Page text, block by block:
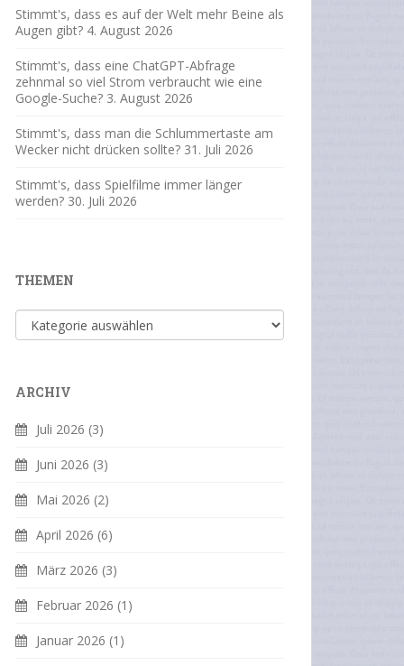
Stimmt's, dass es auf der Welt mehr Beine als
Augen gibt? 4. August 2026
Stimmt's, dass eine ChatGPT-Abfrage
zehnmal so viel Strom verbraucht wie eine
Google-Suche? 3. August 2026
Stimmt's, dass man die Schlummertaste am
Wecker nicht drücken sollte? 31. Juli 2026
Stimmt's, dass Spielfilme immer länger
werden? 30. Juli 2026
THEMEN
Themen
ARCHIV
Juli 2026 (3)
Juni 2026 (3)
Mai 2026 (2)
April 2026 (6)
März 2026 (3)
Februar 2026 (1)
Januar 2026 (1)